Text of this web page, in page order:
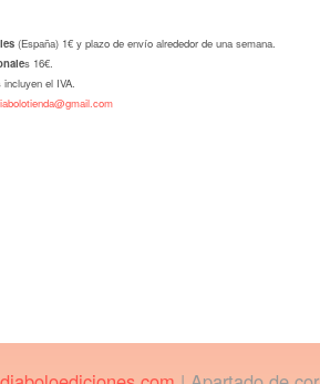
(España) 1€ y plazo de envío alrededor de una semana.
s 16€.
el IVA.